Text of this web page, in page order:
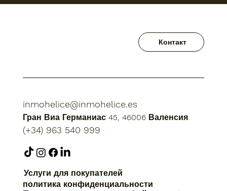
Контакт
inmohelice@inmohelice.es
Гран Виа Германиас 45, 46006 Валенсия
(+34) 963 540 999
политика конфиденциальности
Услуги для покупателей